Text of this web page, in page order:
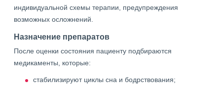
индивидуальной схемы терапии, предупреждения
возможных осложнений.
Назначение препаратов
После оценки состояния пациенту подбираются
медикаменты, которые:
стабилизируют циклы сна и бодрствования;